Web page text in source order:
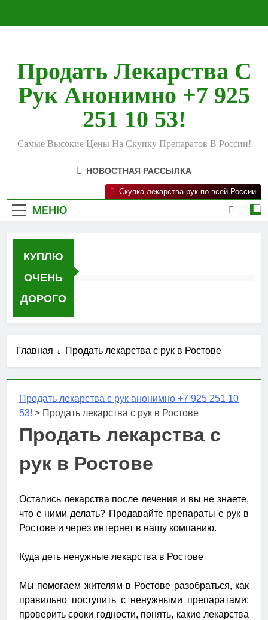
Продать Лекарства С
Рук Анонимно +7 925
251 10 53!
Самые Высокие Цены На Скупку Препаратов В России!
НОВОСТНАЯ РАССЫЛКА
МЕНЮ
Скупка лекарства рук по всей России
КУПЛЮ
ОЧЕНЬ
ДОРОГО
Главная Продать лекарства с рук в Ростове
Продать лекарства с рук анонимно +7 925 251 10
53! > Продать лекарства с рук в Ростове
Продать лекарства с
рук в Ростове
Остались лекарства после лечения и вы не знаете,
что с ними делать? Продавайте препараты с рук в
Ростове и через интернет в нашу компанию.
Куда деть ненужные лекарства в Ростове
Мы помогаем жителям в Ростове разобраться, как
правильно поступить с ненужными препаратами:
проверить сроки годности, понять, какие лекарства